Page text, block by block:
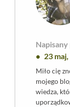
23
Miło cię
mojego
wiedza,